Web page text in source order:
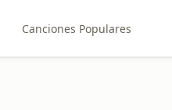
Canciones Populares